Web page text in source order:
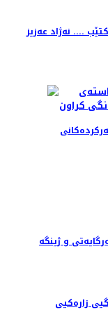
.... نەژاد عەزیز
و ژینگە
زارەکیی